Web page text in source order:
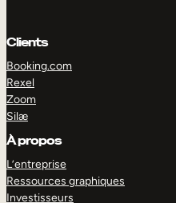
Clients
Booking.com
Rexel
Zoom
Silæ
À propos
L’entreprise
Ressources graphiques
Investisseurs